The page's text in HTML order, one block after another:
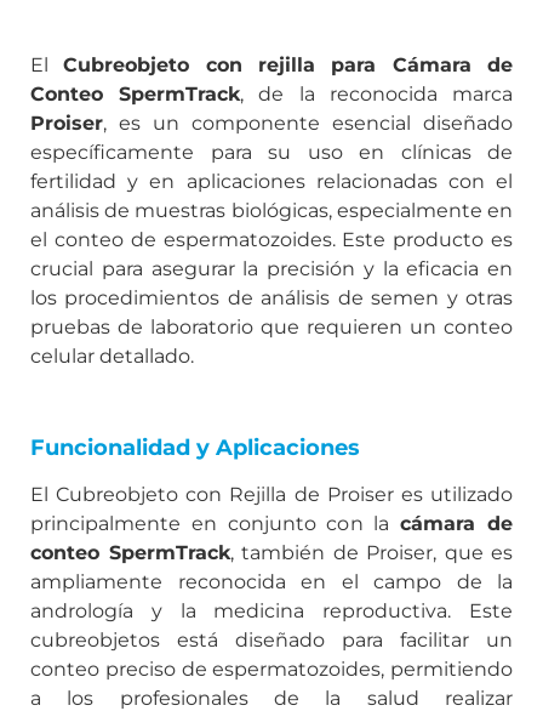
ElCubreobjeto con rejilla para Cámara de
Conteo SpermTrack, de la reconocida marca
Proiser, es un componente esencial diseñado
específicamente para su uso en clínicas de
fertilidad y en aplicaciones relacionadas con el
análisis de muestras biológicas, especialmente en
el conteo de espermatozoides. Este producto es
crucial para asegurar la precisión y la eficacia en
los procedimientos de análisis de semen y otras
pruebas de laboratorio que requieren un conteo
celular detallado.
Funcionalidad y Aplicaciones
El Cubreobjeto con Rejilla de Proiser es utilizado
principalmente en conjunto con lacámara de
conteo SpermTrack, también de Proiser, que es
ampliamente reconocida en el campo de la
andrología y la medicina reproductiva. Este
cubreobjetos está diseñado para facilitar un
conteo preciso de espermatozoides, permitiendo
a los profesionales de la salud realizar